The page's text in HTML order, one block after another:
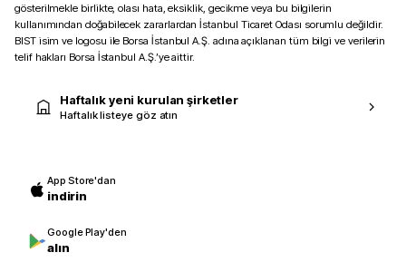
gösterilmekle birlikte, olası hata, eksiklik, gecikme veya bu bilgilerin
kullanımından doğabilecek zararlardan İstanbul Ticaret Odası sorumlu değildir.
BIST isim ve logosu ile Borsa İstanbul A.Ş. adına açıklanan tüm bilgi ve verilerin
telif hakları Borsa İstanbul A.Ş.’ye aittir.
Haftalık yeni kurulan şirketler
Haftalık listeye göz atın
App Store'dan
indirin
Google Play'den
alın